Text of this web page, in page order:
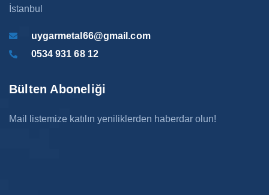
İstanbul
uygarmetal66@gmail.com
0534 931 68 12
Bülten Aboneliği
Mail listemize katılın yeniliklerden haberdar olun!